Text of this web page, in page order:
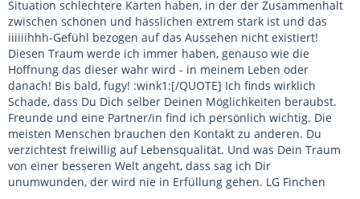
Situation schlechtere Karten haben, in der der Zusammenhalt
zwischen schönen und hässlichen extrem stark ist und das
iiiiiihhh-Gefühl bezogen auf das Aussehen nicht existiert!
Diesen Traum werde ich immer haben, genauso wie die
Hoffnung das dieser wahr wird - in meinem Leben oder
danach! Bis bald, fugy! :wink1:[/QUOTE] Ich finds wirklich
Schade, dass Du Dich selber Deinen Möglichkeiten beraubst.
Freunde und eine Partner/in find ich persönlich wichtig. Die
meisten Menschen brauchen den Kontakt zu anderen. Du
verzichtest freiwillig auf Lebensqualität. Und was Dein Traum
von einer besseren Welt angeht, dass sag ich Dir
unumwunden, der wird nie in Erfüllung gehen. LG Finchen